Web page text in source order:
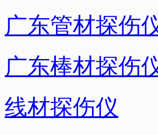
广东管材探伤
广东棒材探伤
线材探伤仪